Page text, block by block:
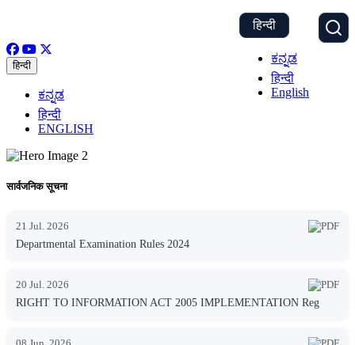
हिन्दी
ಕನ್ನಡ
हिन्दी
English
हिन्दी
ಕನ್ನಡ
हिन्दी
ENGLISH
सार्वजनिक सूचना
21 Jul. 2026
Departmental Examination Rules 2024
20 Jul. 2026
RIGHT TO INFORMATION ACT 2005 IMPLEMENTATION Reg